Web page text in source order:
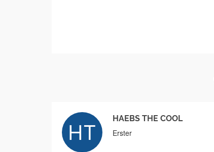
HAEBS THE COOL
Erster